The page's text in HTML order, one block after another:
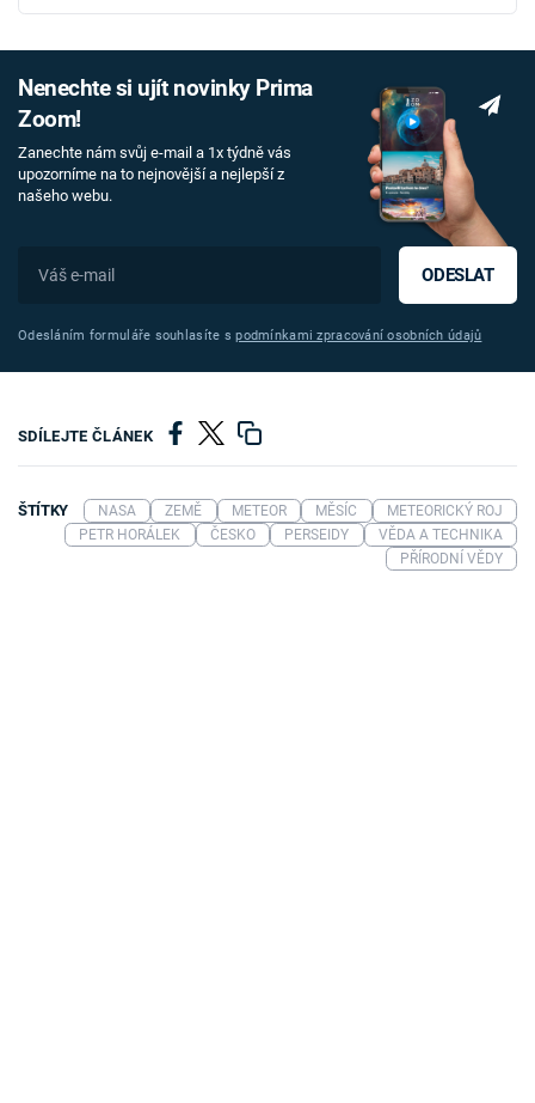
Nenechte si ujít novinky Prima
Zoom!
Zanechte nám svůj e-mail a 1x týdně vás
upozorníme na to nejnovější a nejlepší z
našeho webu.
ODESLAT
Odesláním formuláře souhlasíte spodmínkami zpracování osobních údajů
SDÍLEJTE ČLÁNEK
ŠTÍTKY NASA ZEMĚ METEOR MĚSÍC
METEORICKÝ ROJ
PETR HORÁLEK
ČESKO PERSEIDY
VĚDA A TECHNIKA
PŘÍRODNÍ VĚDY